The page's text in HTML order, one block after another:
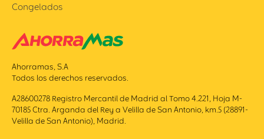
Congelados
Ahorramas, S.A
Todos los derechos reservados.
A28600278 Registro Mercantil de Madrid al Tomo 4.221, Hoja M-
70185 Ctra. Arganda del Rey a Velilla de San Antonio, km.5 (28891-
Velilla de San Antonio), Madrid.